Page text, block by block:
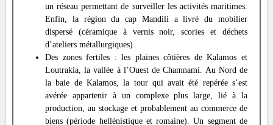
un réseau permettant de surveiller les activités maritimes.
Enfin, la région du cap Mandili a livré du mobilier
dispersé (céramique à vernis noir, scories et déchets
d’ateliers métallurgiques).
Des zones fertiles : les plaines côtières de Kalamos et
Loutrakia, la vallée à l’Ouest de Chamnami. Au Nord de
la baie de Kalamos, la tour qui avait été repérée s’est
avérée appartenir à un complexe plus large, lié à la
production, au stockage et probablement au commerce de
biens (période hellénistique et romaine). Un segment de